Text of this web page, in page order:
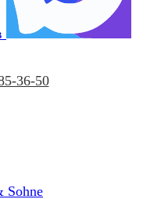
Sohne